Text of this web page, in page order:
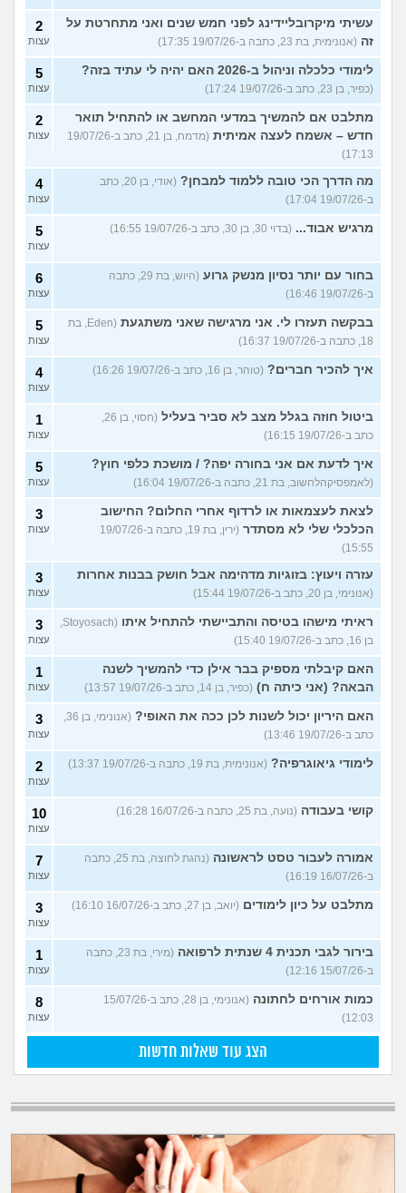
עשיתי מיקרובליידינג לפני חמש שנים ואני מתחרטת על
זה (אנונימית, בת 23, כתבה ב-19/07/26 17:35)
2
עצות
לימודי כלכלה וניהול ב-2026 האם יהיה לי עתיד בזה?
(כפיר, בן 23, כתב ב-19/07/26 17:24)
5
עצות
מתלבט אם להמשיך במדעי המחשב או להתחיל תואר
חדש – אשמח לעצה אמיתית
(מדמח, בן 21, כתב ב-19/07/26
17:13)
2
עצות
מה הדרך הכי טובה ללמוד למבחן?
(אודי, בן 20, כתב
ב-19/07/26 17:04)
4
עצות
מרגיש אבוד... (בדוי 30, בן 30, כתב ב-19/07/26 16:55) 5
עצות
בחור עם יותר נסיון מנשק גרוע
(היוש, בת 29, כתבה
ב-19/07/26 16:46)
6
עצות
בבקשה תעזרו לי. אני מרגישה שאני משתגעת
(Eden, בת
18, כתבה ב-19/07/26 16:37)
5
עצות
איך להכיר חברים? (טוהר, בן 16, כתב ב-19/07/26 16:26) 4
עצות
ביטול חוזה בגלל מצב לא סביר בעליל
(חסוי, בן 26,
כתב ב-19/07/26 16:15)
1
עצות
איך לדעת אם אני בחורה יפה? / מושכת כלפי חוץ?
(לאמפסיקהלחשוב, בת 21, כתבה ב-19/07/26 16:04)
5
עצות
לצאת לעצמאות או לרדוף אחרי החלום? החישוב
הכלכלי שלי לא מסתדר
(ירין, בת 19, כתבה ב-19/07/26
15:55)
3
עצות
עזרה ויעוץ: בזוגיות מדהימה אבל חושק בבנות אחרות
(אנונימי, בן 20, כתב ב-19/07/26 15:44)
3
עצות
ראיתי מישהו בטיסה והתביישתי להתחיל איתו
(Stoyosach,
בן 16, כתב ב-19/07/26 15:40)
3
עצות
האם קיבלתי מספיק בבר אילן כדי להמשיך לשנה
הבאה? (אני כיתה ח) (כפיר, בן 14, כתב ב-19/07/26 13:57)
1
עצות
האם היריון יכול לשנות לכן ככה את האופי?
(אנונימי, בן 36,
כתב ב-19/07/26 13:46)
3
עצות
לימודי גיאוגרפיה? (אנונימית, בת 19, כתבה ב-19/07/26 13:37) 2
עצות
קושי בעבודה (נועה, בת 25, כתבה ב-16/07/26 16:28) 10
עצות
אמורה לעבור טסט לראשונה
(נהגת לחוצה, בת 25, כתבה
ב-16/07/26 16:19)
7
עצות
מתלבט על כיון לימודים (יואב, בן 27, כתב ב-16/07/26 16:10) 3
עצות
בירור לגבי תכנית 4 שנתית לרפואה
(מירי, בת 23, כתבה
ב-15/07/26 12:16)
1
עצות
כמות אורחים לחתונה
(אנונימי, בן 28, כתב ב-15/07/26
12:03)
8
עצות
הצג עוד שאלות חדשות